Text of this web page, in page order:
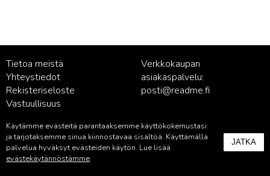
Tietoa meistä
Yhteystiedot
Rekisteriseloste
Vastuullisuus
Verkkokaupan
asiakaspalvelu:
posti@readme.fi
Kustantamon asiakaspalvelu:
palvelu@readme.fi
Käytämme evästeitä parantaaksemme käyttökokemustasi
ja tarjotaksemme sinua kiinnostavaa sisältöä. Käyttämällä
palvelua hyväksyt evästeiden käytön. Lue lisää
evästekäytännöstämme.
JATKA